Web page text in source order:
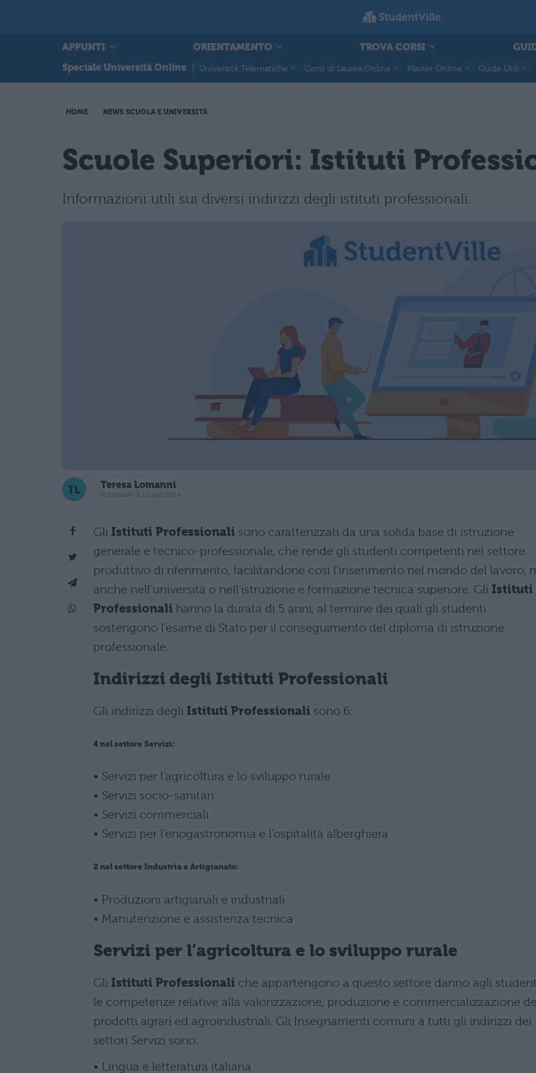
APPUNTI ORIENTAMENTO TROVA CORSI
Speciale Università Online
Università Telematiche Corsi di Laurea Online Master Online Guide Utili
HOME NEWS SCUOLA E UNIVERSITÀ
Scuole Superiori: Istituti
Informazioni utili sui diversi indirizzi degli istituti professionali.
Teresa Lomanni
Pubblicato il 12 ago 2014
Gli Istituti Professionali sono caratterizzati da una solida base di istruzione
generale e tecnico-professionale, che rende gli studenti competenti nel settore
produttivo di riferimento, facilitandone così l’inserimento nel mondo del lavoro,
anche nell’università o nell’istruzione e formazione tecnica superiore. Gli Istituti
Professionali hanno la durata di 5 anni, al termine dei quali gli studenti
sostengono l’esame di Stato per il conseguimento del diploma di istruzione
professionale.
Indirizzi degli Istituti Professionali
Gli indirizzi degli Istituti Professionali sono 6:
4 nel settore Servizi:
• Servizi per l’agricoltura e lo sviluppo rurale
• Servizi socio-sanitari
• Servizi commerciali
• Servizi per l’enogastronomia e l’ospitalità alberghiera
2 nel settore Industria e Artigianato:
• Produzioni artigianali e industriali
• Manutenzione e assistenza tecnica
Servizi per l’agricoltura e lo sviluppo rurale
Gli Istituti Professionali che appartengono a questo settore danno agli
le competenze relative alla valorizzazione, produzione e commercializzazione
prodotti agrari ed agroindustriali. Gli Insegnamenti comuni a tutti gli indirizzi dei
settori Servizi sono:
• Lingua e letteratura italiana